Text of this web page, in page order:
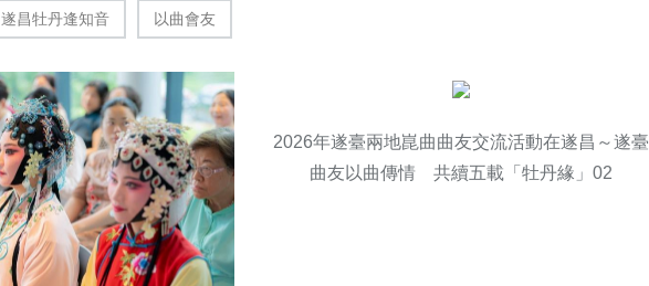
遂昌牡丹逢知音 以曲會友
2026年遂臺兩地崑曲曲友交流活動在遂昌～遂臺
曲友以曲傳情 共續五載「牡丹緣」02